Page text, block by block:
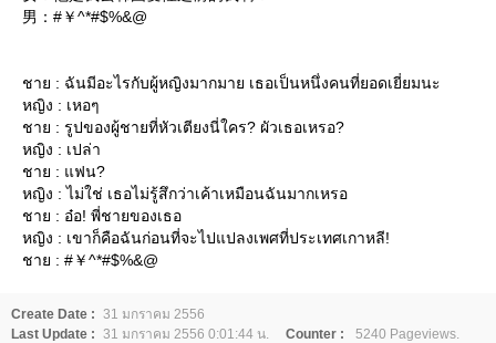
男：#￥^*#$%&@
ชาย : ฉันมีอะไรกับผู้หญิงมากมาย เธอเป็นหนึ่งคนที่ยอดเยี่ยมนะ
หญิง : เหอๆ
ชาย : รูปของผู้ชายที่หัวเตียงนี่ใคร? ผัวเธอเหรอ?
หญิง : เปล่า
ชาย : แฟน?
หญิง : ไม่ใช่ เธอไม่รู้สึกว่าเค้าเหมือนฉันมากเหรอ
ชาย : อ๋อ! พี่ชายของเธอ
หญิง : เขาก็คือฉันก่อนที่จะไปแปลงเพศที่ประเทศเกาหลี!
ชาย : #￥^*#$%&@
Create Date : 31 มกราคม 2556
Last Update : 31 มกราคม 2556 0:01:44 น. Counter :
5240 Pageviews.